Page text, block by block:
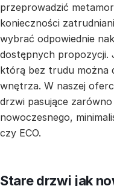
przeprowadzić
konieczności
wybrać odpowiednie
dostępnych propozycji.
którą bez trudu można
wnętrza. W naszej
drzwi pasujące
nowoczesnego,
czy ECO.
Stare drzwi jak